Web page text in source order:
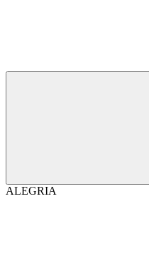
ALEGRIA